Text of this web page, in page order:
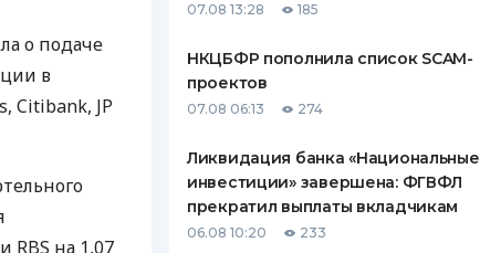
о подаче
в
Citibank, JP
и RBS на 1,07
07.08 13:28 185
НКЦБФР пополнила список SCAM-
проектов
07.08 06:13 274
Ликвидация банка «Национальные
инвестиции» завершена: ФГВФЛ
прекратил выплаты вкладчикам
06.08 10:20 233